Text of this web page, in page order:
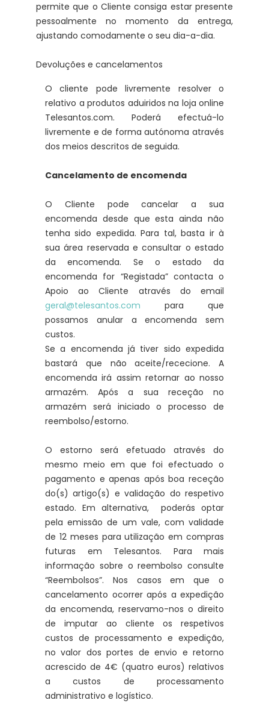
permite que o Cliente consiga estar presente
pessoalmente no momento da entrega,
ajustando comodamente o seu dia-a-dia.
Devoluções e cancelamentos
O cliente pode livremente resolver o
relativo a produtos aduiridos na loja online
Telesantos.com. Poderá efectuá-lo
livremente e de forma autónoma através
dos meios descritos de seguida.
Cancelamento de encomenda
O Cliente pode cancelar a sua
encomenda desde que esta ainda não
tenha sido expedida. Para tal, basta ir à
sua área reservada e consultar o estado
da encomenda. Se o estado da
encomenda for “Registada” contacta o
Apoio ao Cliente através do email
geral@telesantos.com para que
possamos anular a encomenda sem
custos.
Se a encomenda já tiver sido expedida
bastará que não aceite/rececione. A
encomenda irá assim retornar ao nosso
armazém. Após a sua receção no
armazém será iniciado o processo de
reembolso/estorno.
O estorno será efetuado através do
mesmo meio em que foi efectuado o
pagamento e apenas após boa receção
do(s) artigo(s) e validação do respetivo
estado. Em alternativa, poderás optar
pela emissão de um vale, com validade
de 12 meses para utilização em compras
futuras em Telesantos. Para mais
informação sobre o reembolso consulte
“Reembolsos”. Nos casos em que o
cancelamento ocorrer após a expedição
da encomenda, reservamo-nos o direito
de imputar ao cliente os respetivos
custos de processamento e expedição,
no valor dos portes de envio e retorno
acrescido de 4€ (quatro euros) relativos
a custos de processamento
administrativo e logístico.